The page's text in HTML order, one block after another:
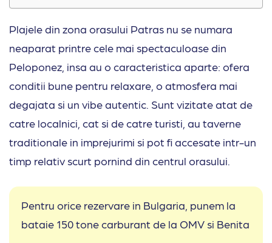
Plajele din zona orasului Patras nu se numara
neaparat printre cele mai spectaculoase din
Peloponez, insa au o caracteristica aparte: ofera
conditii bune pentru relaxare, o atmosfera mai
degajata si un vibe autentic. Sunt vizitate atat de
catre localnici, cat si de catre turisti, au taverne
traditionale in imprejurimi si pot fi accesate intr-un
timp relativ scurt pornind din centrul orasului.
Pentru orice rezervare in Bulgaria, punem la
bataie 150 tone carburant de la OMV si Benita